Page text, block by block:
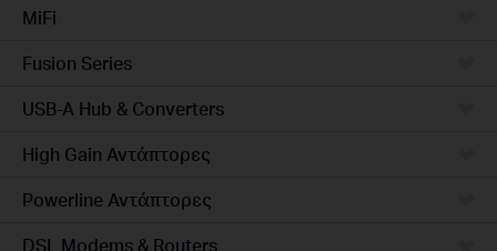
MiFi
Fusion Series
USB-A Hub & Converters
High Gain Αντάπτορες
Powerline Αντάπτορες
DSL Modems & Routers